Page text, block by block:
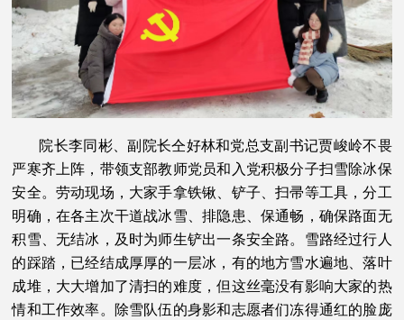
院长李同彬、副院长仝好林和党总支副书记贾峻岭不畏
严寒齐上阵，带领支部教师党员和入党积极分子扫雪除冰保
安全。劳动现场，大家手拿铁锹、铲子、扫帚等工具，分工
明确，在各主次干道战冰雪、排隐患、保通畅，确保路面无
积雪、无结冰，及时为师生铲出一条安全路。雪路经过行人
的踩踏，已经结成厚厚的一层冰，有的地方雪水遍地、落叶
成堆，大大增加了清扫的难度，但这丝毫没有影响大家的热
情和工作效率。除雪队伍的身影和志愿者们冻得通红的脸庞